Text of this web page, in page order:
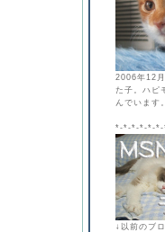
2006年12
た子。ハピ
んでいます。
*-*-*-*-*-
↓以前のブ